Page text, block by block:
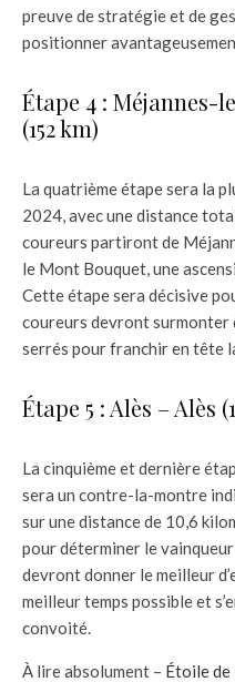
preuve de stratégie et de
positionner
Étape 4 : Méjannes-
(152 km)
La quatrième étape sera la
2024, avec une distance
coureurs partiront de
le Mont Bouquet, une
Cette étape sera décisive
coureurs devront surmonter
serrés pour franchir en tête
Étape 5 : Alès – Alès
La cinquième et dernière
sera un contre-la-montre
sur une distance de 10,6
pour déterminer le
devront donner le meilleur
meilleur temps possible et
convoité.
À lire absolument – Étoile de